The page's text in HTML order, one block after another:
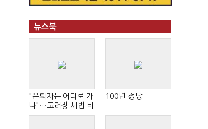
뉴스북
"은퇴자는 어디로 가
나"…고려장 세법 비
판 확산
100년 정당